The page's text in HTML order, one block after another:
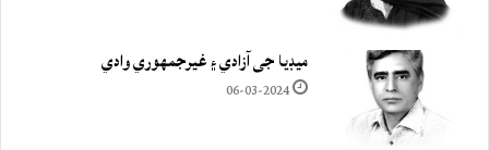
ميڊيا جي آزادي ۽ غيرجمھوري وادي
06-03-2024